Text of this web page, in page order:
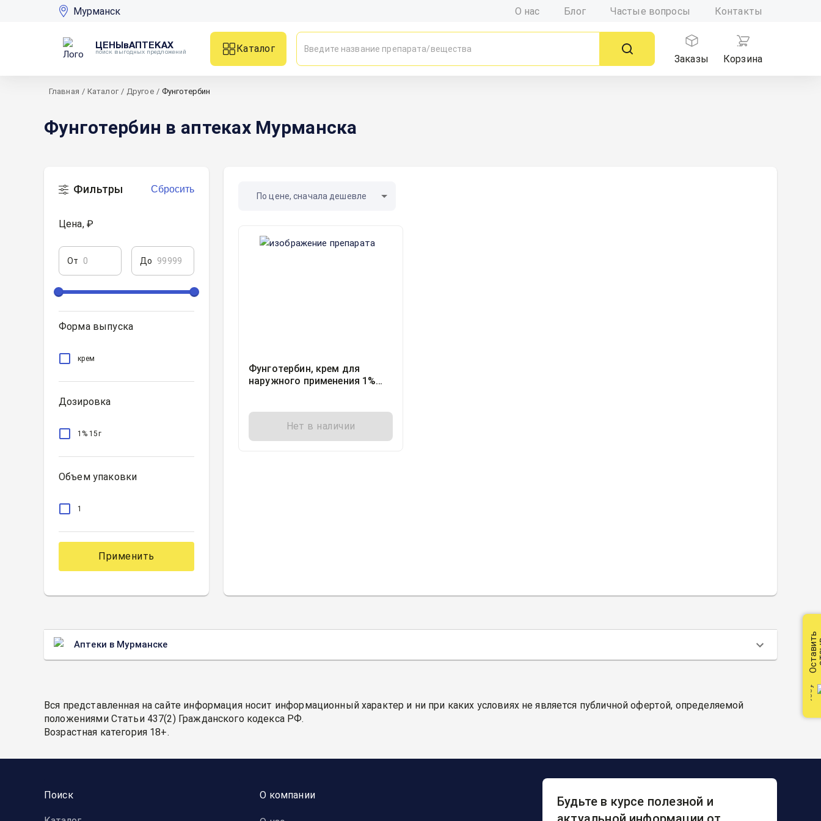
Мурманск О нас Блог Частые вопросы Контакты
ЦЕНЫвАПТЕКАХ
поиск выгодных предложений
Каталог
Заказы
Корзина
Главная / Каталог / Другое / Фунготербин
Фунготербин в аптеках Мурманска
Фильтры Сбросить
Цена, ₽
От До
Форма выпуска
крем
Дозировка
1% 15г
Объем упаковки
1
Применить
По цене, сначала дешевле
Фунготербин, крем для
наружного применения 1%
Нет в наличии
Аптеки в Мурманске
Вся представленная на сайте информация носит информационный характер и ни при каких условиях не является публичной офертой, определяемой
положениями Статьи 437(2) Гражданского кодекса РФ.
Возрастная категория 18+.
Поиск О компании
Будьте в курсе полезной и
Оставить